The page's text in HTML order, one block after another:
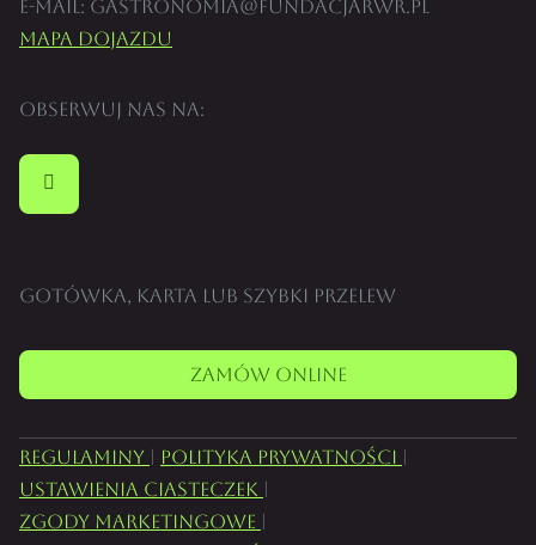
E-mail: gastronomia@fundacjarwr.pl
Mapa dojazdu
Obserwuj nas na:
Gotówka, karta lub szybki przelew
Zamów online
Regulaminy | Polityka prywatności |
Ustawienia ciasteczek |
Zgody marketingowe |